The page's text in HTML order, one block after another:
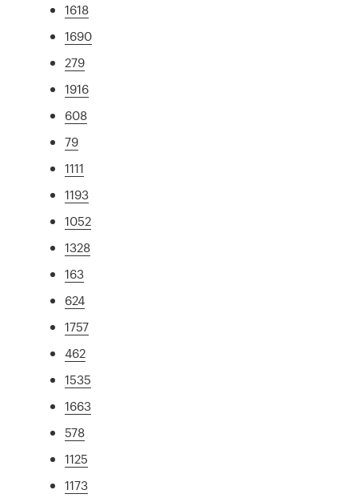
1618
1690
279
1916
608
79
1111
1193
1052
1328
163
624
1757
462
1535
1663
578
1125
1173